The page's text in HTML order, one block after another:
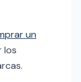
un
los